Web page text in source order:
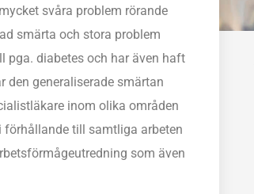
svåra problem rörande
smärta och stora problem
pga. diabetes och har även haft
den generaliserade smärtan
inom olika områden
till samtliga arbeten
som även